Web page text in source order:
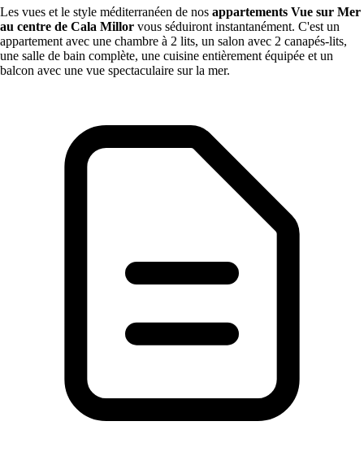
Les vues et le style méditerranéen de nos appartements Vue sur Mer
au centre de Cala Millor vous séduiront instantanément. C'est un
appartement avec une chambre à 2 lits, un salon avec 2 canapés-lits,
une salle de bain complète, une cuisine entièrement équipée et un
balcon avec une vue spectaculaire sur la mer.